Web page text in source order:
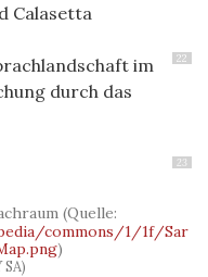
Calasetta
22
im
durch das
23
(Quelle:
commons/1/1f/Sar
)